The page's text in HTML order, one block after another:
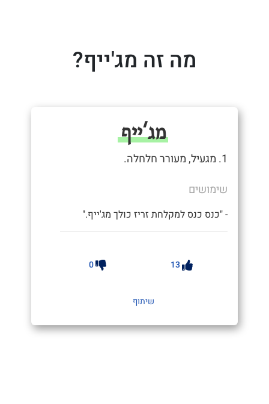
מה זה מג'ייף?
מג'ייף
1. מגעיל, מעורר חלחלה.
שימושים
- "כנס כנס למקלחת זריז כולך מג'ייף."
13
0
שיתוף